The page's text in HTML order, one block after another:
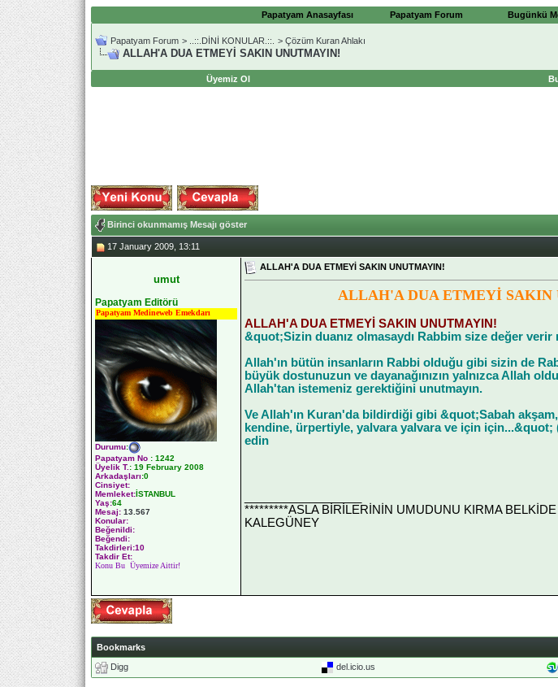
Papatyam Anasayfası Papatyam Forum Bugünkü
Papatyam Forum > ..::.DİNİ KONULAR.::. > Çözüm Kuran Ahlakı
ALLAH'A DUA ETMEYİ SAKIN UNUTMAYIN!
Üyemiz Ol
Birinci okunmamış Mesajı göster
17 January 2009, 13:11
umut
Papatyam Editörü
Papatyam Medineweb Emekdarı
Durumu:
Papatyam No : 1242
Üyelik T.: 19 February 2008
Arkadaşları:0
Cinsiyet:
Memleket:İSTANBUL
Yaş:64
Mesaj: 13.567
Konular:
Beğenildi:
Beğendi:
Takdirleri:10
Takdir Et:
Konu Bu Üyemize Aittir!
ALLAH'A DUA ETMEYİ SAKIN UNUTMAYIN!
ALLAH'A DUA ETMEYİ SAKIN
ALLAH'A DUA ETMEYİ SAKIN UNUTMAYIN!
&quot;Sizin duanız olmasaydı Rabbim size değer
Allah'ın bütün insanların Rabbi olduğu gibi sizin de
büyük dostunuzun ve dayanağınızın yalnızca Allah
Allah'tan istemeniz gerektiğini unutmayın.
Ve Allah'ın Kuran'da bildirdiği gibi &quot;Sabah
kendine, ürpertiyle, yalvara yalvara ve için
edin
*********ASLA BİRİLERİNİN UMUDUNU KIRMA
KALEGÜNEY
Bookmarks
Digg
del.icio.us